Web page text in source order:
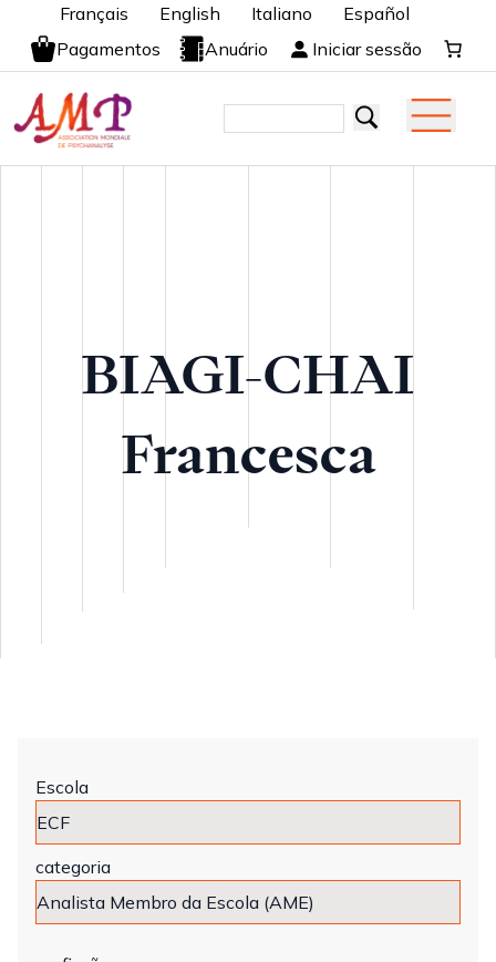
Français English Italiano
Español
Pagamentos
Anuário Iniciar sessão
BIAGI-CHAI
Francesca
Escola
categoria